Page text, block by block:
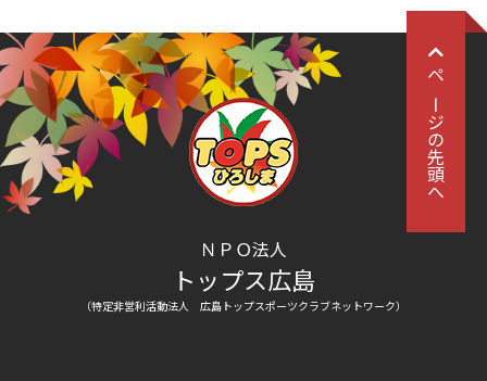
ページの先頭へ
ＮＰＯ法人
トップス広島
（特定非営利活動法人 広島トップスポーツクラブネットワーク）